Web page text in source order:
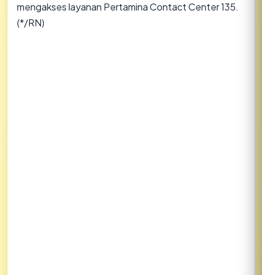
mengakses layanan Pertamina Contact Center 135.
(*/RN)